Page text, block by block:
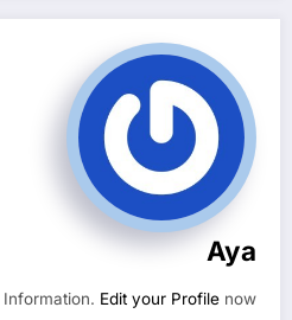
Aya
Edit your Profile now.